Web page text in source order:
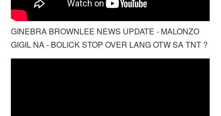
GINEBRA BROWNLEE NEWS UPDATE - MALONZO
GIGIL NA - BOLICK STOP OVER LANG OTW SA TNT ?